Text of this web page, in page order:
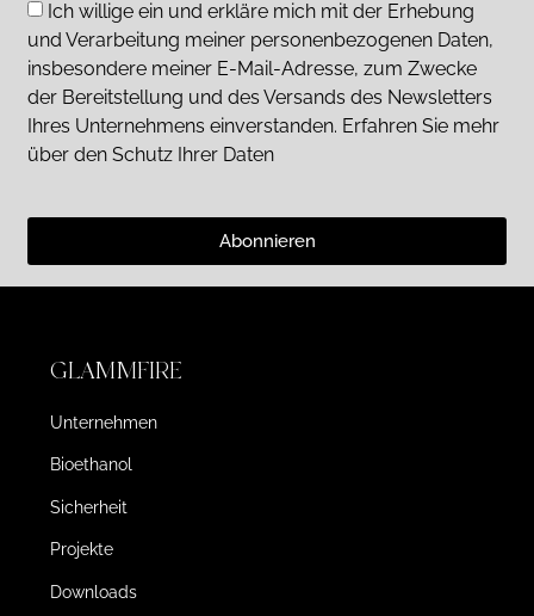
Ich willige ein und erkläre mich mit der Erhebung
und Verarbeitung meiner personenbezogenen Daten,
insbesondere meiner E-Mail-Adresse, zum Zwecke
der Bereitstellung und des Versands des Newsletters
Ihres Unternehmens einverstanden. Erfahren Sie mehr
über den Schutz Ihrer Daten
Abonnieren
GLAMMFIRE
Unternehmen
Bioethanol
Sicherheit
Projekte
Downloads